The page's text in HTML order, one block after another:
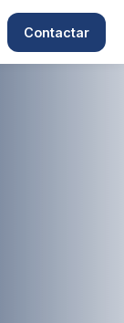
Contactar